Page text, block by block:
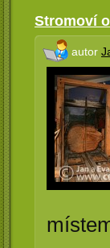
Stromoví
autor